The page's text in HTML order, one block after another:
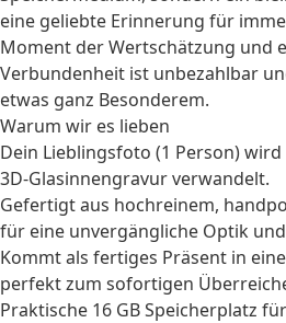
eine geliebte Erinnerung für
Moment der Wertschätzung und
Verbundenheit ist unbezahlbar
etwas ganz Besonderem.
Warum wir es lieben
Dein Lieblingsfoto (1 Person)
3D-Glasinnengravur verwandelt.
Gefertigt aus hochreinem,
für eine unvergängliche Optik
Kommt als fertiges Präsent in
perfekt zum sofortigen
Praktische 16 GB Speicherplatz